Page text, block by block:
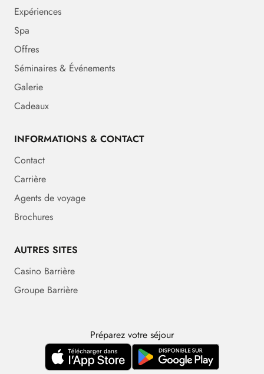
Expériences
Spa
Offres
Séminaires & Événements
Galerie
Cadeaux
INFORMATIONS & CONTACT
Contact
Carrière
Agents de voyage
Brochures
AUTRES SITES
Casino Barrière
Groupe Barrière
Préparez votre séjour